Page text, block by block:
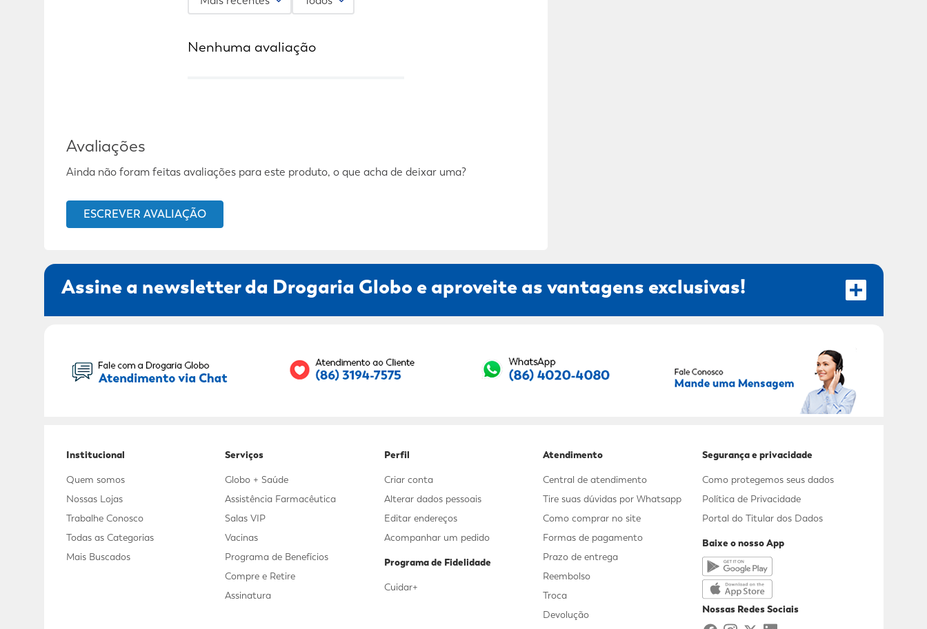
Nenhuma avaliação
Avaliações
Ainda não foram feitas avaliações para este produto, o que acha de deixar uma?
ESCREVER AVALIAÇÃO
Assine a newsletter da Drogaria Globo e aproveite as vantagens exclusivas!
RECEBER OFERTAS EXCLUSIVAS!
Institucional
Quem somos
Nossas Lojas
Trabalhe Conosco
Todas as Categorias
Mais Buscados
Serviços
Globo + Saúde
Assistência Farmacêutica
Salas VIP
Vacinas
Programa de Benefícios
Compre e Retire
Assinatura
Perfil
Criar conta
Alterar dados pessoais
Editar endereços
Acompanhar um pedido
Programa de Fidelidade
Cuidar+
Atendimento
Central de atendimento
Tire suas dúvidas por Whatsapp
Como comprar no site
Formas de pagamento
Prazo de entrega
Reembolso
Troca
Devolução
Segurança e privacidade
Como protegemos seus dados
Política de Privacidade
Portal do Titular dos Dados
Baixe o nosso App
Nossas Redes Sociais